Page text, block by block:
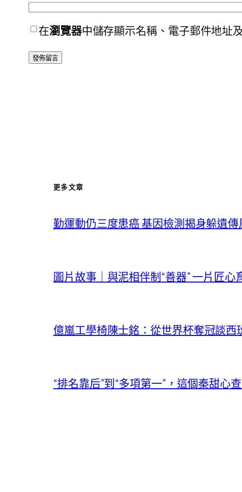
在瀏覽器中儲存顯示名稱、電子郵件地址
更多文章
勤運動仍三度患癌 基因檢測揭身躲遺
圖片故事｜與泥相伴制“善器” 一片匠
億嵐工學椅陳士銘：從世界杯奪冠談西
“排名靠后”到“多項第一”，這個秦甜心